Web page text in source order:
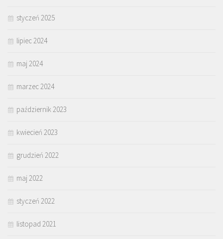
styczeń 2025
lipiec 2024
maj 2024
marzec 2024
październik 2023
kwiecień 2023
grudzień 2022
maj 2022
styczeń 2022
listopad 2021